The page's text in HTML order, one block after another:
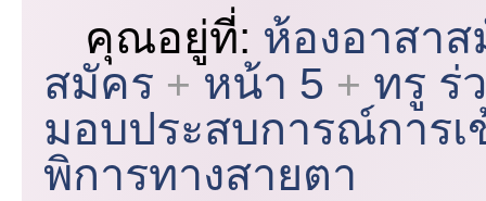
คุณอยู่ที่: ห้องอาสา
สมัคร
หน้า 5
ทรู ร่
มอบประสบการณ์การ
พิการทางสายตา